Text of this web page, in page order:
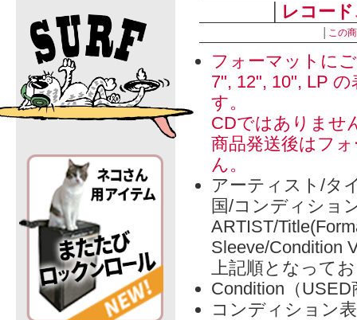
レコー
この
フォーマットに
7", 12", 10", LP
す。
CDではありませ
商品発送後はフ
ん。
アーティスト/タ
国/コンディショ
ARTIST/
Sleeve/Condition
上記順となって
Condition（
コンディション